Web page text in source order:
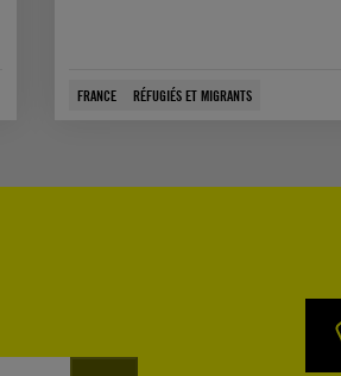
FRANCE RÉFUGIÉS ET MIGRANTS